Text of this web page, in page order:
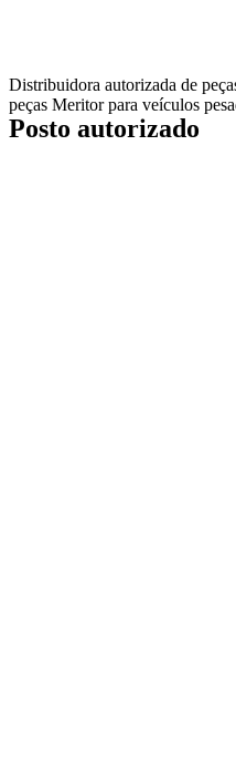
Distribuidora autorizada de
peças Meritor para veículos
Posto autorizado